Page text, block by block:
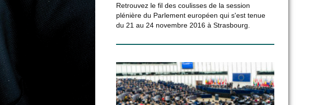
Retrouvez le fil des coulisses de la session
plénière du Parlement européen qui s'est tenue
du 21 au 24 novembre 2016 à Strasbourg.